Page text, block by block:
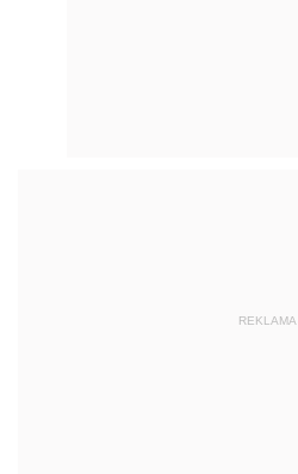
REKLAMA